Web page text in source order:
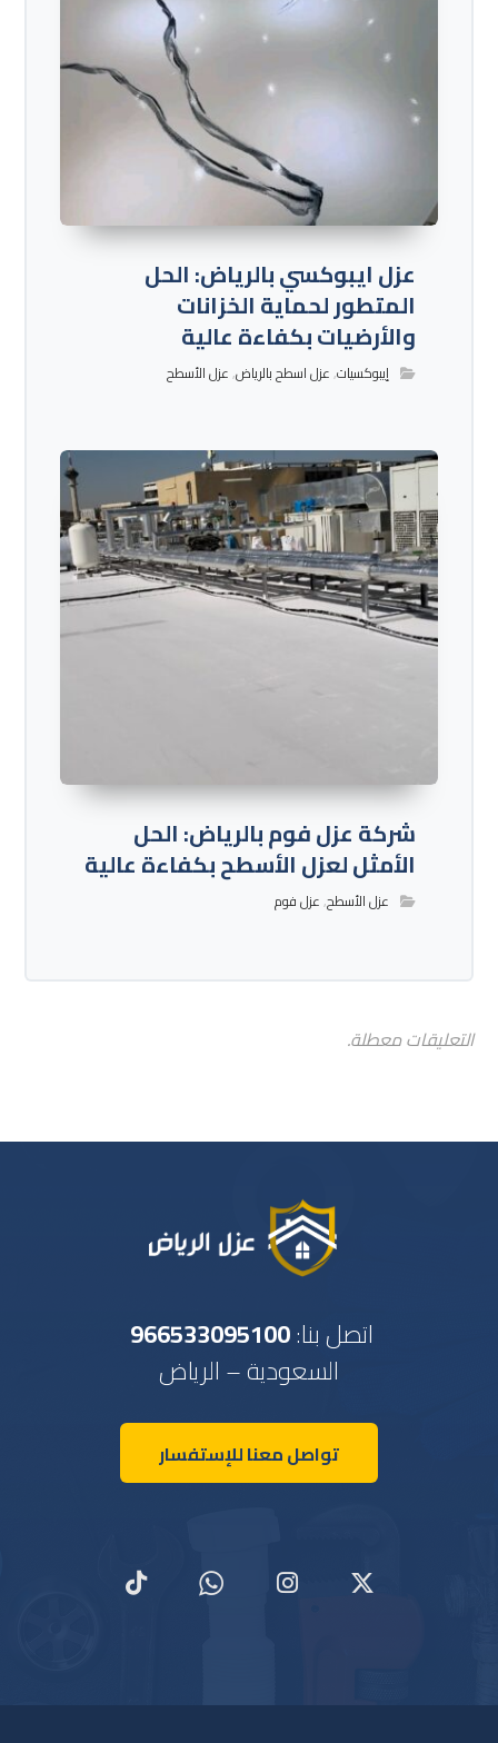
عزل ايبوكسي بالرياض: الحل
المتطور لحماية الخزانات
والأرضيات بكفاءة عالية
إيبوكسيات,عزل اسطح بالرياض,عزل الأسطح
شركة عزل فوم بالرياض: الحل
الأمثل لعزل الأسطح بكفاءة عالية
عزل الأسطح,عزل فوم
التعليقات معطلة.
اتصل بنا:966533095100
السعودية – الرياض
تواصل معنا للإستفسار